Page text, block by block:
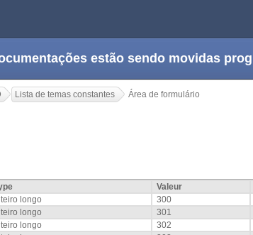
estão sendo movidas
Lista de temas constantes Área de formulário
Valeur
longo
300
longo
301
longo
302